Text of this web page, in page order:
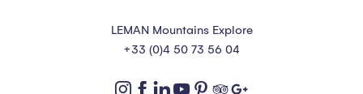
LEMAN Mountains Explore
+33 (0)4 50 73 56 04